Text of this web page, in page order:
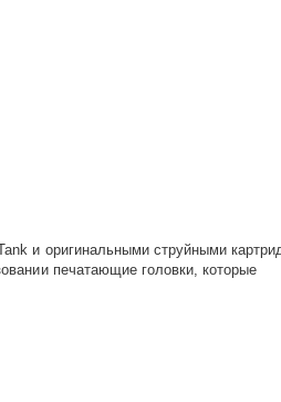
и оригинальными струйными
печатающие головки, которые